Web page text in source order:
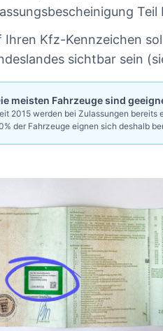
Ihren Kfz-Kennzeichen
sichtbar sein
meisten Fahrzeuge sind
2015 werden bei Zulassungen
der Fahrzeuge eignen sich deshalb